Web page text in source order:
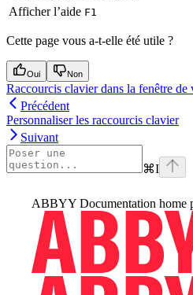
Afficher l’aide F1
Cette page vous a-t-elle été utile ?
Oui Non
Raccourcis clavier dans la fenêtre
Précédent
Personnaliser les raccourcis clavier
Suivant
⌘I
ABBYY Documentation home